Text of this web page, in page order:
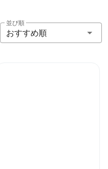
並び順
おすすめ順